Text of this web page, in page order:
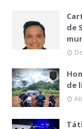
de
de